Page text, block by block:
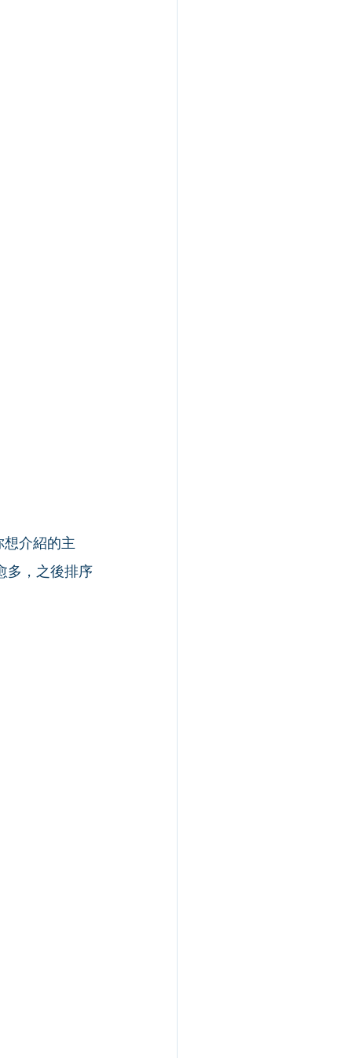
介紹的主
多，之後排序